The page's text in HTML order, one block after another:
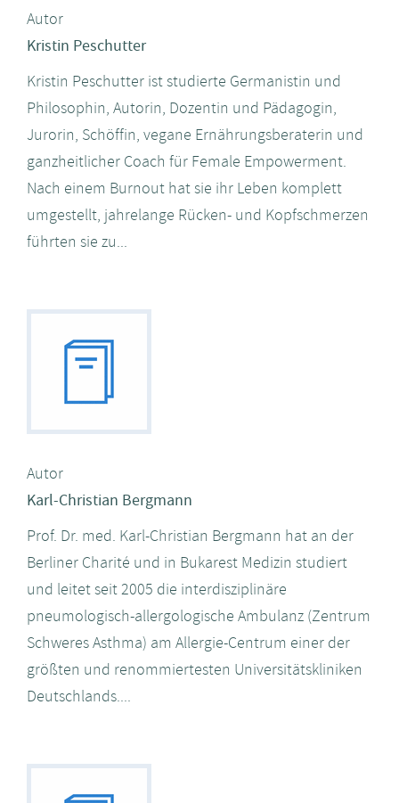
Autor
Kristin Peschutter
Kristin Peschutter ist studierte Germanistin und
Philosophin, Autorin, Dozentin und Pädagogin,
Jurorin, Schöffin, vegane Ernährungsberaterin und
ganzheitlicher Coach für Female Empowerment.
Nach einem Burnout hat sie ihr Leben komplett
umgestellt, jahrelange Rücken- und Kopfschmerzen
führten sie zu...
Autor
Karl-Christian Bergmann
Prof. Dr. med. Karl-Christian Bergmann hat an der
Berliner Charité und in Bukarest Medizin studiert
und leitet seit 2005 die interdisziplinäre
pneumologisch-allergologische Ambulanz (Zentrum
Schweres Asthma) am Allergie-Centrum einer der
größten und renommiertesten Universitätskliniken
Deutschlands....